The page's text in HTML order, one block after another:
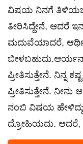
ವಿಷಯ ನಿನಗೆ
ತೀರಿಸಿದ್ದೇನೆ, ಆದರೆ
ಮದುವೆಯಾದರೆ,
ಬೀಳಬಹುದು.ಆರ್ಯನ್:
ಪ್ರೀತಿಸುತ್ತೇನೆ. ನಿನ್ನ
ಪ್ರೀತಿಸುತ್ತೇನೆ.
ನಂಬಿ ವಿಷಯ ಹೇಳಿದ್ದು
ದ್ರೋಹಿಯದು. ಆದರೆ,